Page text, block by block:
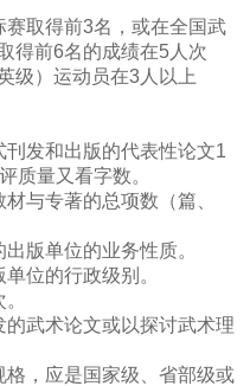
取得前3名，或在全国武
得前6名的成绩在5人次
级）运动员在3人以上
发和出版的代表性论文1
质量又看字数。
与专著的总项数（篇、
版单位的业务性质。
位的行政级别。
武术论文或以探讨武术理
，应是国家级、省部级或